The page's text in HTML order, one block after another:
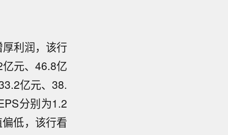
利润，该行
元、46.8亿
亿元、38.
分别为1.2
低，该行看